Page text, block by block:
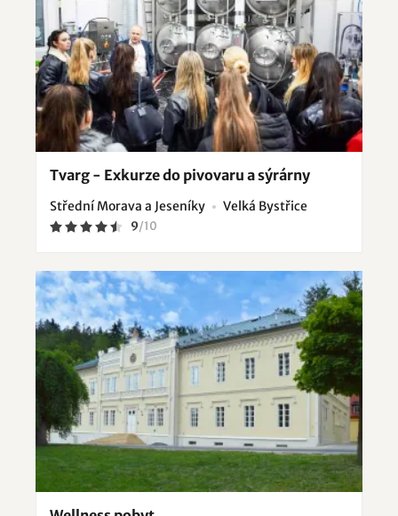
Tvarg - Exkurze do pivovaru a sýrárny
Střední Morava a Jeseníky Velká Bystřice
9/10